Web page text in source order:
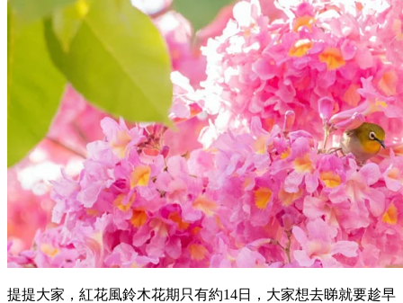
提提大家，紅花風鈴木花期只有約14日，大家想去睇就要趁早